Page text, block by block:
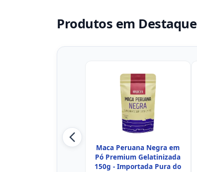
Produtos em Destaque
Maca Peruana Negra em
Pó Premium Gelatinizada
150g - Importada Pura do